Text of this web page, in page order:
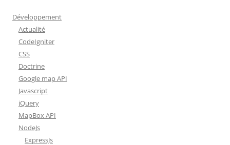
Développement
Actualité
CodeIgniter
CSS
Doctrine
Google map API
Javascript
jQuery
MapBox API
NodeJs
ExpressJs